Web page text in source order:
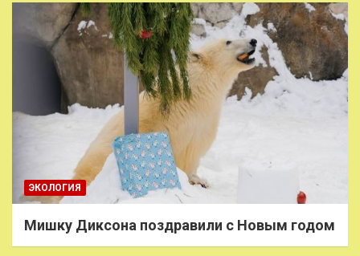
ЭКОЛОГИЯ
Мишку Диксона поздравили с Новым годом